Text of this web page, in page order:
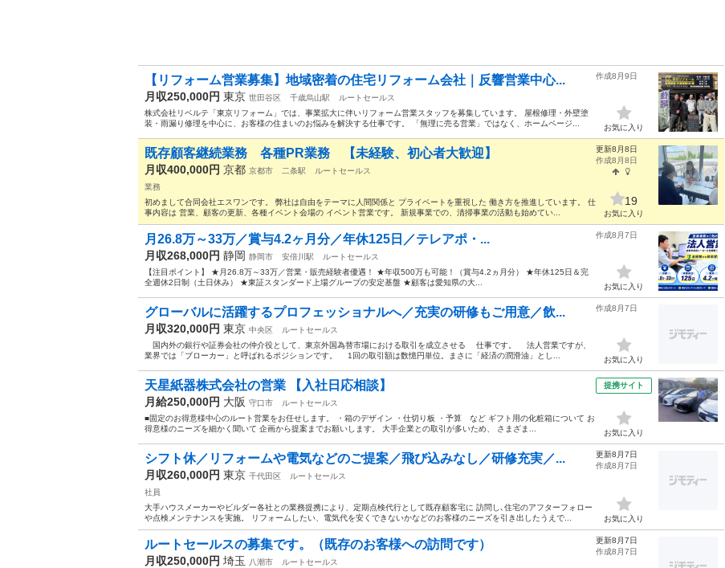
【リフォーム営業募集】地域密着の住宅リフォーム会社｜反響営業中心...
月収250,000円 東京 世田谷区 千歳烏山駅
ルートセールス
株式会社リベルテ「東京リフォーム」では、事業拡大に伴いリフォーム営業スタッフを募集しています。 屋根修理・外壁塗
装・雨漏り修理を中心に、お客様の住まいのお悩みを解決する仕事です。 「無理に売る営業」ではなく、ホームページ...
作成8月9日
お気に入り
既存顧客継続業務 各種PR業務 【未経験、初心者大歓迎】
月収400,000円 京都 京都市 二条駅
ルートセールス
業務
初めまして合同会社エスワンです。 弊社は自由をテーマに人間関係と プライベートを重視した 働き方を推進しています。 仕
事内容は 営業、顧客の更新、各種イベント会場の イベント営業です。 新規事業での、清掃事業の活動も始めてい...
更新8月8日
作成8月8日
19
お気に入り
月26.8万～33万／賞与4.2ヶ月分／年休125日／テレアポ・...
月収268,000円 静岡 静岡市 安倍川駅
ルートセールス
【注目ポイント】 ★月26.8万～33万／営業・販売経験者優遇！ ★年収500万も可能！（賞与4.2ヵ月分） ★年休125日＆完
全週休2日制（土日休み） ★東証スタンダード上場グループの安定基盤 ★顧客は愛知県の大...
作成8月7日
お気に入り
グローバルに活躍するプロフェッショナルへ／充実の研修もご用意／飲...
月収320,000円 東京 中央区
ルートセールス
国内外の銀行や証券会社の仲介役として、東京外国為替市場における取引を成立させる 仕事です。 法人営業ですが、
業界では「ブローカー」と呼ばれるポジションです。 1回の取引額は数憶円単位。まさに「経済の潤滑油」とし...
作成8月7日
お気に入り
天星紙器株式会社の営業 【入社日応相談】
月給250,000円 大阪 守口市
ルートセールス
■固定のお得意様中心のルート営業をお任せします。 ・箱のデザイン ・仕切り板 ・予算 など ギフト用の化粧箱について お
得意様のニーズを細かく聞いて 企画から提案までお願いします。 大手企業との取引が多いため、 さまざま...
提携サイト
お気に入り
シフト休／リフォームや電気などのご提案／飛び込みなし／研修充実／...
月収260,000円 東京 千代田区
ルートセールス
社員
大手ハウスメーカーやビルダー各社との業務提携により、定期点検代行として既存顧客宅に 訪問し､住宅のアフターフォロー
や点検メンテナンスを実施。 リフォームしたい、電気代を安くできないかなどのお客様のニーズを引き出したうえで...
更新8月7日
作成8月7日
お気に入り
ルートセールスの募集です。（既存のお客様への訪問です）
月収250,000円 埼玉 八潮市
ルートセールス
更新8月7日
作成8月7日